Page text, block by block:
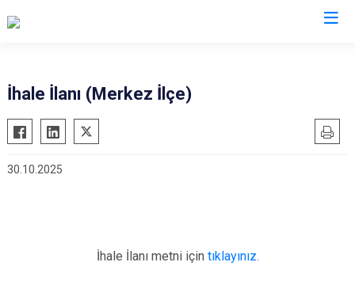
Dörtdivan
Gerede
Göynük
İhale İlanı (Merkez İlçe)
30.10.2025
İhale İlanı metni için tıklayınız.